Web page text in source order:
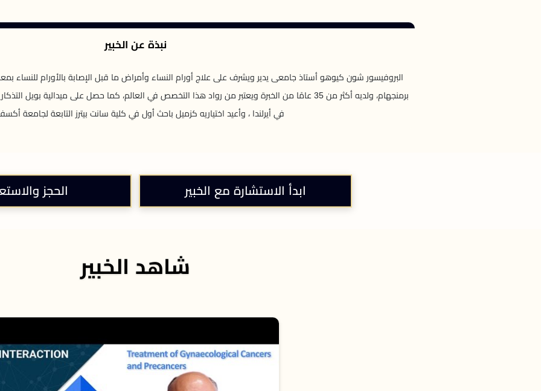
نبذة عن الخبير
البروفيسور شون كيوهو أستاذ جامعى يدير ويشرف على علاج أورام النساء وأمراض ما قبل الإصابة بالأورام للنساء
برمنجهام، ولديه أكثر من 35 عامًا من الخبرة ويعتبر من رواد هذا التخصص في العالم، كما حصل على ميدالية
في أيرلندا ، وأعيد اختياريه كزميل باحث أول في كلية سانت بيترز التابعة لجامعة
ابدأ الاستشارة مع الخبير الحجز
شاهد الخبير